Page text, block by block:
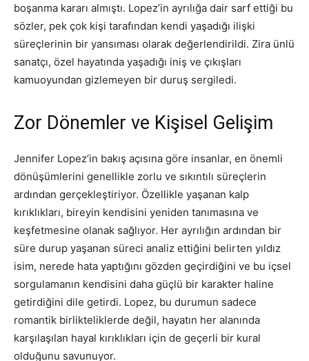
boşanma kararı almıştı. Lopez’in ayrılığa dair sarf ettiği bu
sözler, pek çok kişi tarafından kendi yaşadığı ilişki
süreçlerinin bir yansıması olarak değerlendirildi. Zira ünlü
sanatçı, özel hayatında yaşadığı iniş ve çıkışları
kamuoyundan gizlemeyen bir duruş sergiledi.
Zor Dönemler ve Kişisel Gelişim
Jennifer Lopez’in bakış açısına göre insanlar, en önemli
dönüşümlerini genellikle zorlu ve sıkıntılı süreçlerin
ardından gerçekleştiriyor. Özellikle yaşanan kalp
kırıklıkları, bireyin kendisini yeniden tanımasına ve
keşfetmesine olanak sağlıyor. Her ayrılığın ardından bir
süre durup yaşanan süreci analiz ettiğini belirten yıldız
isim, nerede hata yaptığını gözden geçirdiğini ve bu içsel
sorgulamanın kendisini daha güçlü bir karakter haline
getirdiğini dile getirdi. Lopez, bu durumun sadece
romantik birlikteliklerde değil, hayatın her alanında
karşılaşılan hayal kırıklıkları için de geçerli bir kural
olduğunu savunuyor.